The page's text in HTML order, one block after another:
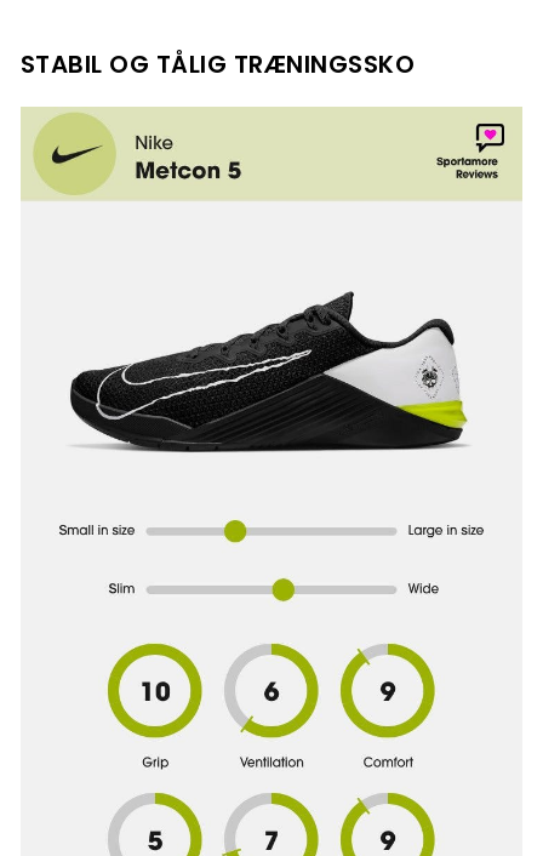
STABIL OG TÅLIG TRÆNINGSSKO